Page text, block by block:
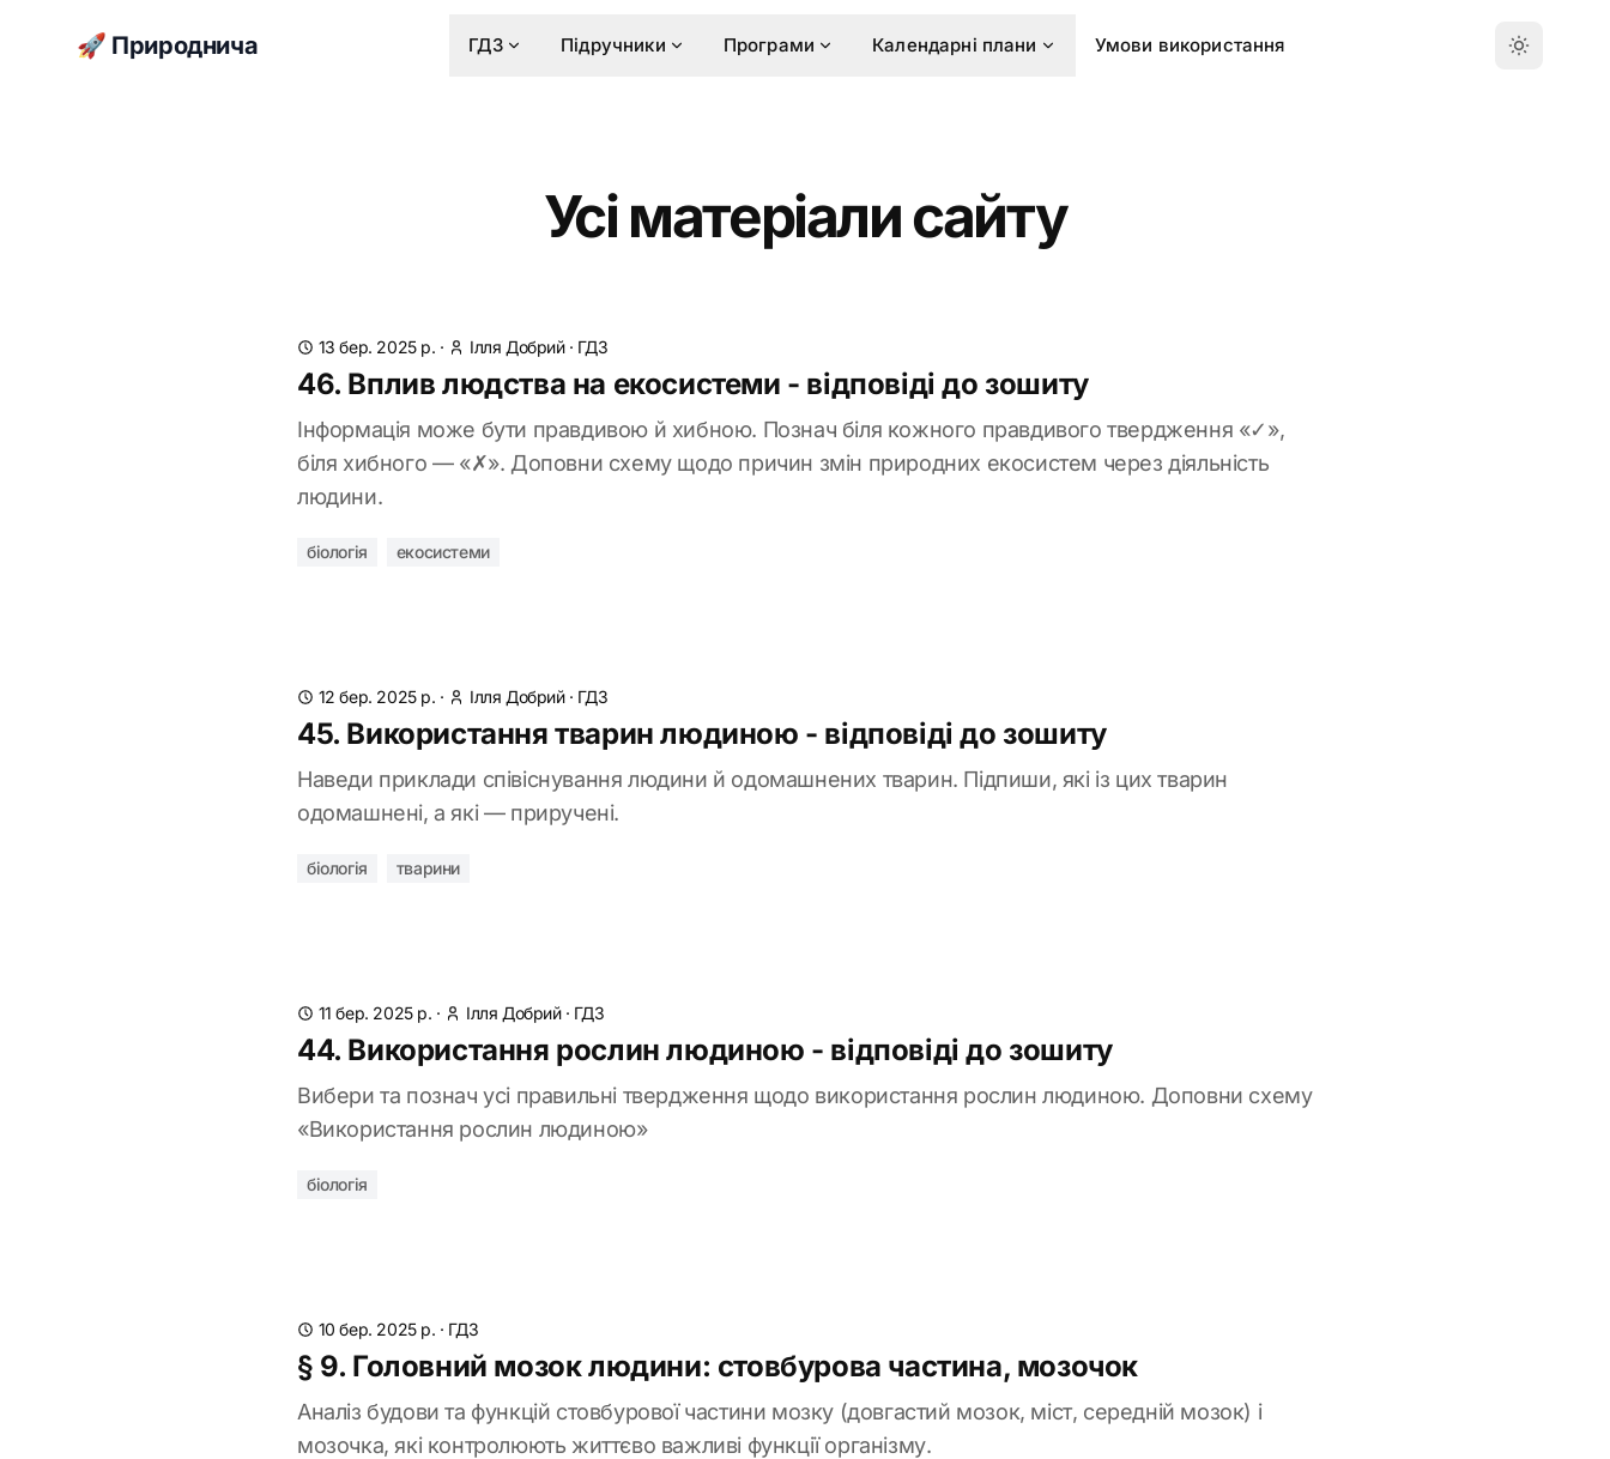
🚀 Природнича ГДЗ Підручники Програми Календарні плани Умови використання
Усі матеріали сайту
13 бер. 2025 р. · Ілля Добрий· ГДЗ
46. Вплив людства на екосистеми - відповіді до зошиту
Інформація може бути правдивою й хибною. Познач біля кожного правдивого твердження «✓»,
біля хибного — «✗». Доповни схему щодо причин змін природних екосистем через діяльність
людини.
біологія екосистеми
12 бер. 2025 р. · Ілля Добрий· ГДЗ
45. Використання тварин людиною - відповіді до зошиту
Наведи приклади співіснування людини й одомашнених тварин. Підпиши, які із цих тварин
одомашнені, а які — приручені.
біологія тварини
11 бер. 2025 р. · Ілля Добрий· ГДЗ
44. Використання рослин людиною - відповіді до зошиту
Вибери та познач усі правильні твердження щодо використання рослин людиною. Доповни схему
«Використання рослин людиною»
біологія
10 бер. 2025 р. · ГДЗ
§ 9. Головний мозок людини: стовбурова частина, мозочок
Аналіз будови та функцій стовбурової частини мозку (довгастий мозок, міст, середній мозок) і
мозочка, які контролюють життєво важливі функції організму.